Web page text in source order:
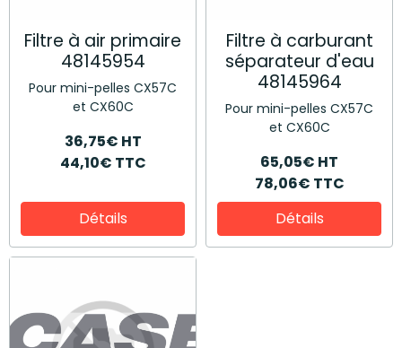
Filtre à air primaire
48145954
Pour mini-pelles CX57C
et CX60C
36,75€ HT
44,10€ TTC
Détails
Filtre à carburant
séparateur d'eau
48145964
Pour mini-pelles CX57C
et CX60C
65,05€ HT
78,06€ TTC
Détails